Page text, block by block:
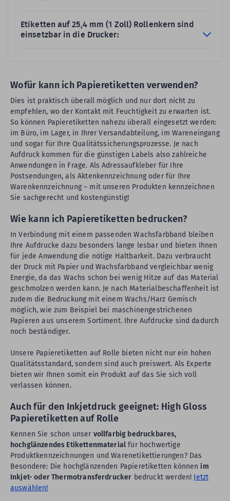
Etiketten auf 25,4 mm (1 Zoll) Rollenkern sind
einsetzbar in die Drucker:
Wofür kann ich Papieretiketten verwenden?
Dies ist praktisch überall möglich und nur dort nicht zu
empfehlen, wo der Kontakt mit Feuchtigkeit zu erwarten ist.
So können Papieretiketten nahezu überall eingesetzt werden:
im Büro, im Lager, in Ihrer Versandabteilung, im Wareneingang
und sogar für Ihre Qualitätssicherungsprozesse. Je nach
Aufdruck kommen für die günstigen Labels also zahlreiche
Anwendungen in Frage. Als Adressaufkleber für Ihre
Postsendungen, als Aktenkennzeichnung oder für Ihre
Warenkennzeichnung – mit unseren Produkten kennzeichnen
Sie sachgerecht und kostengünstig!
Wie kann ich Papieretiketten bedrucken?
In Verbindung mit einem passenden Wachsfarbband bleiben
Ihre Aufdrucke dazu besonders lange lesbar und bieten Ihnen
für jede Anwendung die nötige Haltbarkeit. Dazu verbraucht
der Druck mit Papier und Wachsfarbband vergleichbar wenig
Energie, da das Wachs schon bei wenig Hitze auf das Material
geschmolzen werden kann. Je nach Materialbeschaffenheit ist
zudem die Bedruckung mit einem Wachs/Harz Gemisch
möglich, wie zum Beispiel bei maschinengestrichenen
Papieren aus unserem Sortiment. Ihre Aufdrucke sind dadurch
noch beständiger.
Unsere Papieretiketten auf Rolle bieten nicht nur ein hohen
Qualitätsstandard, sondern sind auch preiswert. Als Experte
bieten wir Ihnen somit ein Produkt auf das Sie sich voll
verlassen können.
Auch für den Inkjetdruck geeignet: High Gloss
Papieretiketten auf Rolle
Kennen Sie schon unser vollfarbig bedruckbares,
hochglänzendes Etikettenmaterial für hochwertige
Produktkennzeichnungen und Warenetikettierungen? Das
Besondere: Die hochglänzenden Papieretiketten können im
Inkjet- oder Thermotransferdrucker bedruckt werden! Jetzt
auswählen!